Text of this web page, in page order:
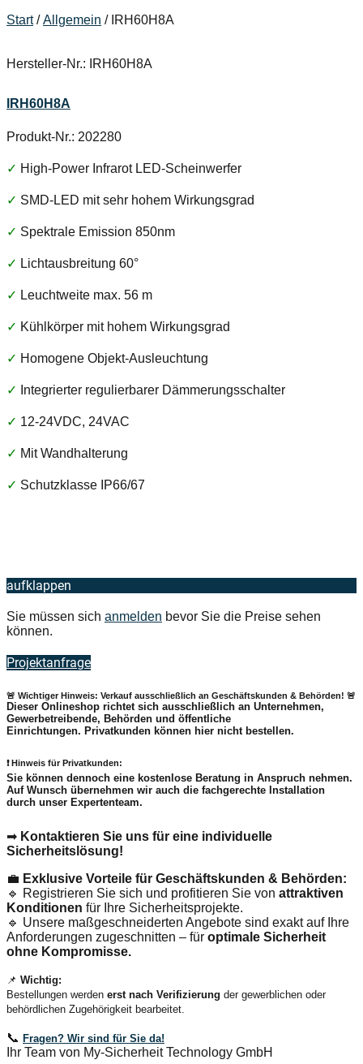
Start/Allgemein / IRH60H8A
Hersteller-Nr.: IRH60H8A
IRH60H8A
Produkt-Nr.: 202280
✓ High-Power Infrarot LED-Scheinwerfer
✓ SMD-LED mit sehr hohem Wirkungsgrad
✓ Spektrale Emission 850nm
✓ Lichtausbreitung 60°
✓ Leuchtweite max. 56 m
✓ Kühlkörper mit hohem Wirkungsgrad
✓ Homogene Objekt-Ausleuchtung
✓ Integrierter regulierbarer Dämmerungsschalter
✓ 12-24VDC, 24VAC
✓ Mit Wandhalterung
✓ Schutzklasse IP66/67
aufklappen
Sie müssen sich anmelden bevor Sie die Preise sehen
können.
Projektanfrage
🚨 Wichtiger Hinweis: Verkauf ausschließlich an Geschäftskunden & Behörden! 🚨
Dieser Onlineshop richtet sich ausschließlich an Unternehmen,
Gewerbetreibende, Behörden und öffentliche
Einrichtungen. Privatkunden können hier nicht bestellen.
❗Hinweis für Privatkunden:
Sie können dennoch eine kostenlose Beratung in Anspruch nehmen.
Auf Wunsch übernehmen wir auch die fachgerechte Installation
durch unser Expertenteam.
➡ Kontaktieren Sie uns für eine individuelle
Sicherheitslösung!
💼 Exklusive Vorteile für Geschäftskunden & Behörden:
🔹 Registrieren Sie sich und profitieren Sie von attraktiven
Konditionen für Ihre Sicherheitsprojekte.
🔹 Unsere maßgeschneiderten Angebote sind exakt auf Ihre
Anforderungen zugeschnitten – für optimale Sicherheit
ohne Kompromisse.
📌 Wichtig:
Bestellungen werden erst nach Verifizierung der gewerblichen oder
behördlichen Zugehörigkeit bearbeitet.
📞 Fragen? Wir sind für Sie da!
Ihr Team von My-Sicherheit Technology GmbH